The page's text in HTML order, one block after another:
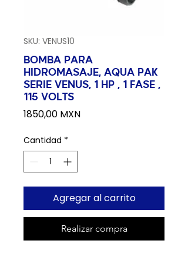
SKU: VENUS10
BOMBA PARA
HIDROMASAJE, AQUA PAK
SERIE VENUS, 1 HP , 1 FASE ,
115 VOLTS
1850,00 MXNPrecio
Cantidad *
Agregar al carrito
Realizar compra